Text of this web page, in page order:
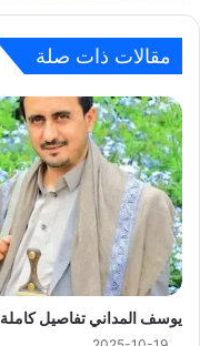
مقالات ذات صلة
يوسف المداني تفاصيل كاملة